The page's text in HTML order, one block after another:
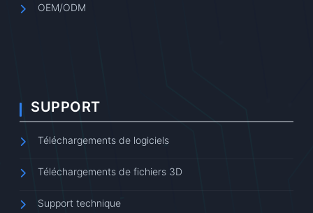
OEM/ODM
SUPPORT
Téléchargements de logiciels
Téléchargements de fichiers 3D
Support technique